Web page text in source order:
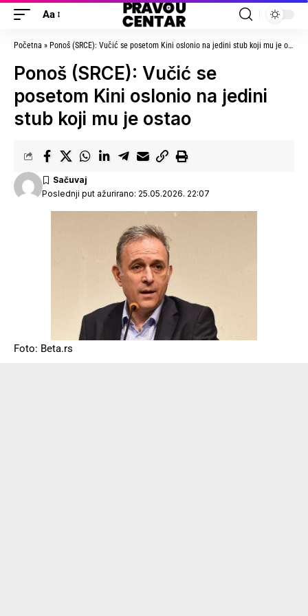
Aa
Početna » Ponoš (SRCE): Vučić se posetom Kini oslonio na jedini stub koji mu je ostao
Ponoš (SRCE): Vučić se
posetom Kini oslonio na jedini
stub koji mu je ostao
Poslednji put ažurirano: 25.05.2026. 22:07
Foto: Beta.rs